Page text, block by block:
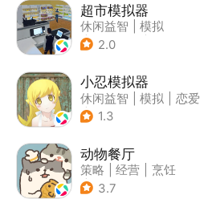
超市模拟器
休闲益智
模拟
| 文字游戏
2.0
小忍模拟器
休闲益智 模拟
恋爱
| 女性向
1.3
动物餐厅
策略 经营
烹饪
| 宠物
3.7